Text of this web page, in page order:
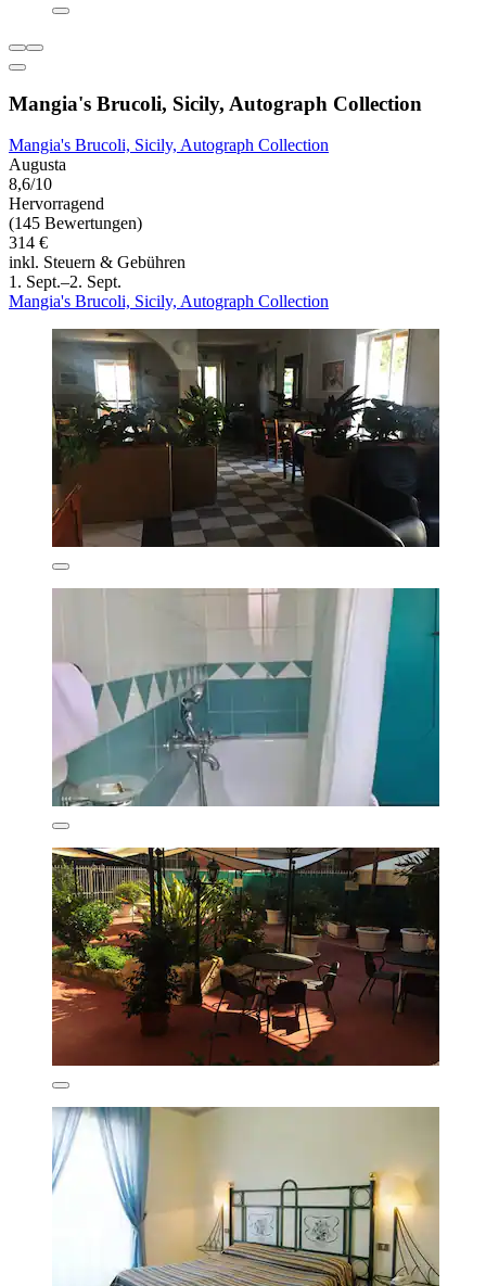
Mangia's Brucoli, Sicily, Autograph Collection
Mangia's Brucoli, Sicily, Autograph Collection
Augusta
8,6/10
Hervorragend
(145 Bewertungen)
314 €
inkl. Steuern & Gebühren
1. Sept.–2. Sept.
Mangia's Brucoli, Sicily, Autograph Collection